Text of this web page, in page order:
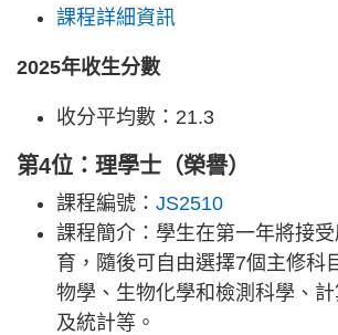
課程詳細資訊
2025年收生分數
收分平均數：21.3
第4位：理學士（榮譽）
課程編號： JS2510
課程簡介：學生在第一年將接
育，隨後可自由選擇7個主修科
物學、生物化學和檢測科學、
及統計等。